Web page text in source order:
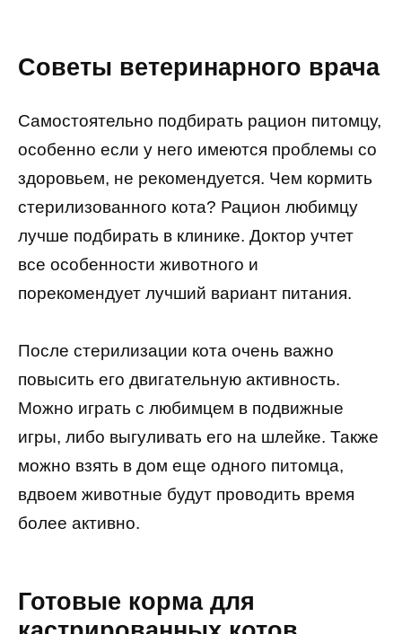
Советы ветеринарного врача
Самостоятельно подбирать рацион питомцу,
особенно если у него имеются проблемы со
здоровьем, не рекомендуется. Чем кормить
стерилизованного кота? Рацион любимцу
лучше подбирать в клинике. Доктор учтет
все особенности животного и
порекомендует лучший вариант питания.
После стерилизации кота очень важно
повысить его двигательную активность.
Можно играть с любимцем в подвижные
игры, либо выгуливать его на шлейке. Также
можно взять в дом еще одного питомца,
вдвоем животные будут проводить время
более активно.
Готовые корма для